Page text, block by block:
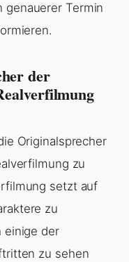
genauerer Termin
der
Originalsprecher
zu
setzt auf
zu
einige der
zu sehen